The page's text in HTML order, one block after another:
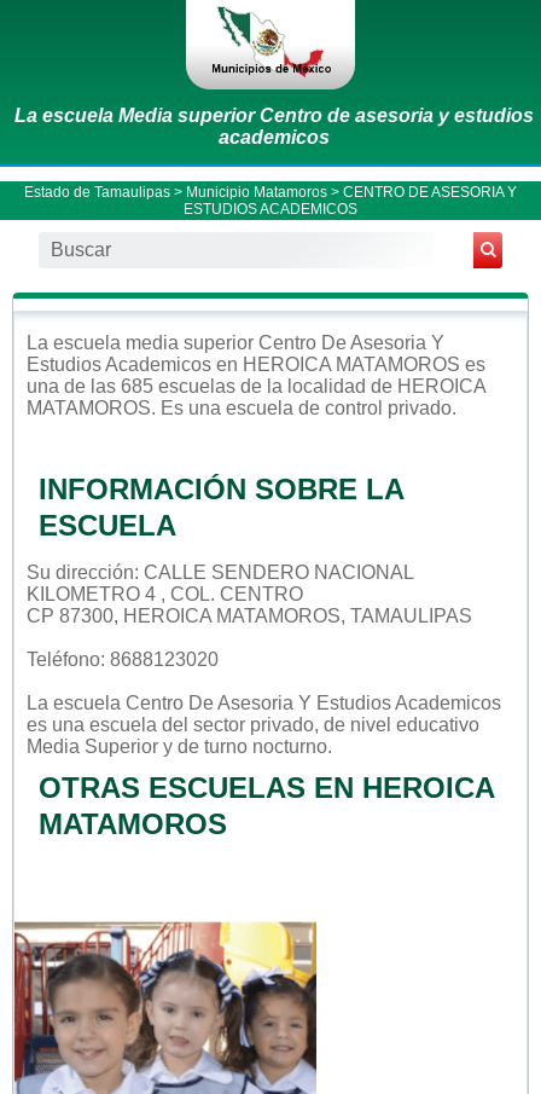
La escuela Media superior Centro de asesoria y estudios
academicos
Estado de Tamaulipas > Municipio Matamoros > CENTRO DE ASESORIA Y
ESTUDIOS ACADEMICOS
La escuela media superior Centro De Asesoria Y
Estudios Academicos en HEROICA MATAMOROS es
una de las 685 escuelas de la localidad de HEROICA
MATAMOROS. Es una escuela de control privado.
INFORMACIÓN SOBRE LA
ESCUELA
Su dirección: CALLE SENDERO NACIONAL
KILOMETRO 4 , COL. CENTRO
CP 87300, HEROICA MATAMOROS, TAMAULIPAS
Teléfono: 8688123020
La escuela Centro De Asesoria Y Estudios Academicos
es una escuela del sector privado, de nivel educativo
Media Superior y de turno nocturno.
OTRAS ESCUELAS EN HEROICA
MATAMOROS